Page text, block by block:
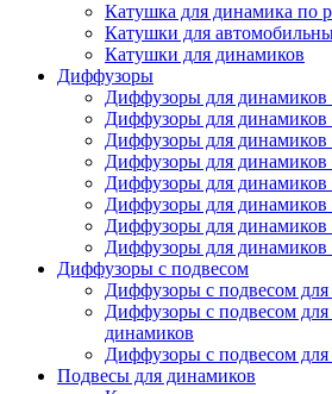
Катушка для динамика по
Катушки для
Катушки для динамиков
Диффузоры
Диффузоры для
Диффузоры для
Диффузоры для
Диффузоры для
Диффузоры для
Диффузоры для
Диффузоры для
Диффузоры для
Диффузоры с подвесом
Диффузоры с подвесом для
Диффузоры с подвесом
динамиков
Диффузоры с подвесом
Подвесы для динамиков